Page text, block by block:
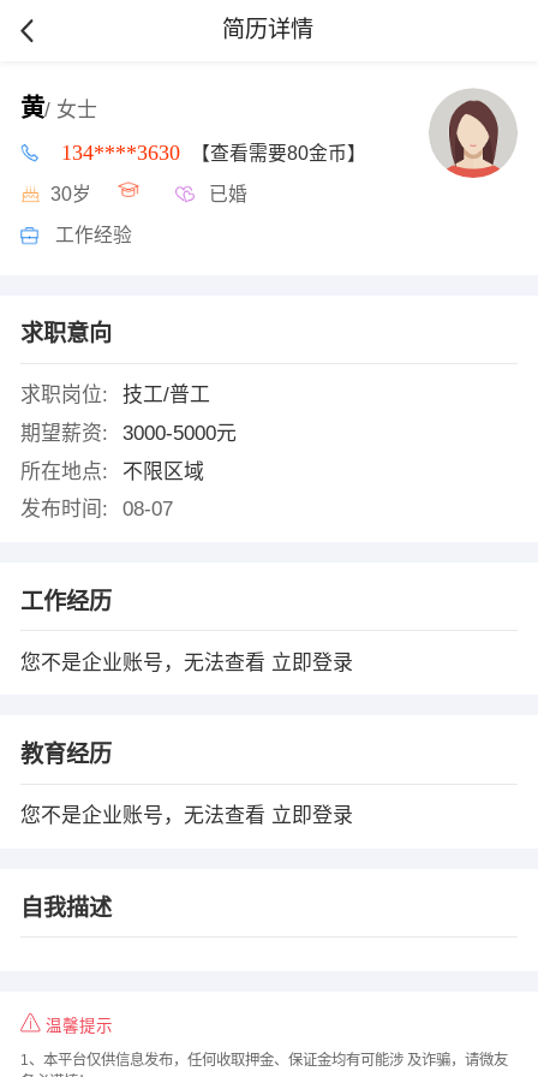
简历详情
黄/ 女士
134****3630 【查看需要80金币】
30岁 已婚
工作经验
求职意向
求职岗位:
技工/普工
期望薪资:
3000-5000元
所在地点:
不限区域
发布时间:
08-07
工作经历
您不是企业账号，无法查看 立即登录
教育经历
您不是企业账号，无法查看 立即登录
自我描述
温馨提示
1、本平台仅供信息发布，任何收取押金、保证金均有可能涉 及诈骗，请微友